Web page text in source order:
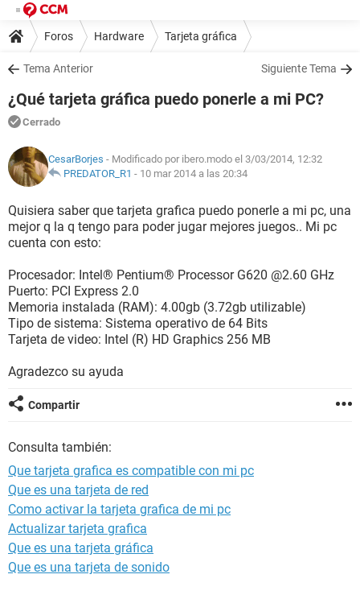
Foros Hardware Tarjeta gráfica
Tema Anterior Siguiente Tema
¿Qué tarjeta gráfica puedo ponerle a mi PC?
Cerrado
CesarBorjes - Modificado por ibero.modo el 3/03/2014, 12:32
PREDATOR_R1 - 10 mar 2014 a las 20:34
Quisiera saber que tarjeta grafica puedo ponerle a mi pc, una
mejor q la q tengo para poder jugar mejores juegos.. Mi pc
cuenta con esto:
Procesador: Intel® Pentium® Processor G620 @2.60 GHz
Puerto: PCI Express 2.0
Memoria instalada (RAM): 4.00gb (3.72gb utilizable)
Tipo de sistema: Sistema operativo de 64 Bits
Tarjeta de video: Intel (R) HD Graphics 256 MB
Agradezco su ayuda
Compartir
Consulta también:
Que tarjeta grafica es compatible con mi pc
Que es una tarjeta de red
Como activar la tarjeta grafica de mi pc
Actualizar tarjeta grafica
Que es una tarjeta gráfica
Que es una tarjeta de sonido